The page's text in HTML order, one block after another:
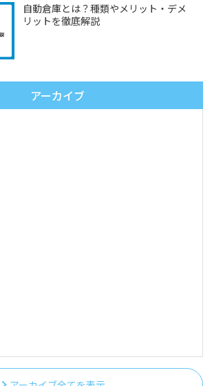
自動倉庫とは？種類やメリット・デメ
リットを徹底解説
アーカイブ